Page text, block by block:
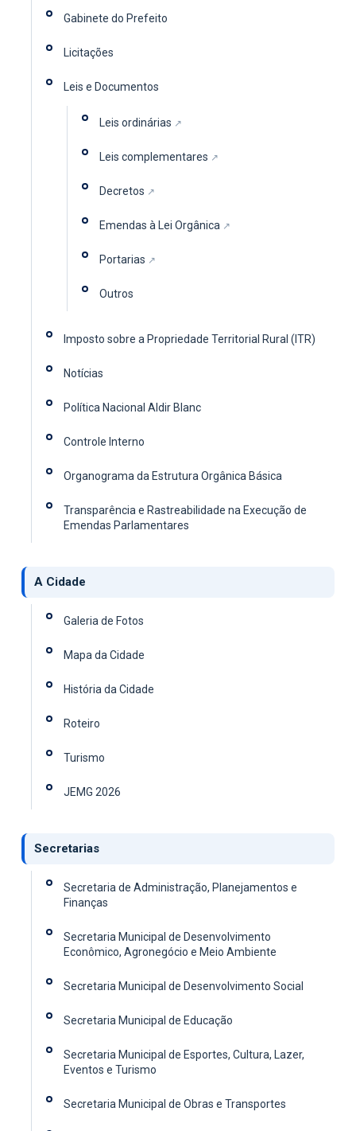
Gabinete do Prefeito
Licitações
Leis e Documentos
Leis ordinárias
Leis complementares
Decretos
Emendas à Lei Orgânica
Portarias
Outros
Imposto sobre a Propriedade Territorial Rural (ITR)
Notícias
Política Nacional Aldir Blanc
Controle Interno
Organograma da Estrutura Orgânica Básica
Transparência e Rastreabilidade na Execução de
Emendas Parlamentares
A Cidade
Galeria de Fotos
Mapa da Cidade
História da Cidade
Roteiro
Turismo
JEMG 2026
Secretarias
Secretaria de Administração, Planejamentos e
Finanças
Secretaria Municipal de Desenvolvimento
Econômico, Agronegócio e Meio Ambiente
Secretaria Municipal de Desenvolvimento Social
Secretaria Municipal de Educação
Secretaria Municipal de Esportes, Cultura, Lazer,
Eventos e Turismo
Secretaria Municipal de Obras e Transportes